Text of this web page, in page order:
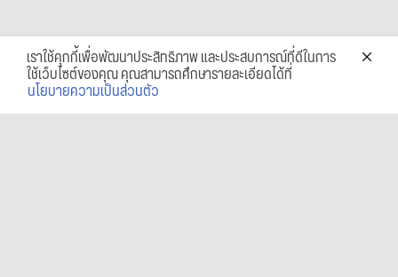
เราใช้คุกกี้เพื่อพัฒนาประสิทธิภาพ และประสบการณ์ที่ดีในการ
ใช้เว็บไซต์ของคุณ คุณสามารถศึกษารายละเอียดได้ที่
นโยบายความเป็นส่วนตัว